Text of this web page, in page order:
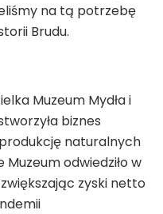
na tą potrzebę
Brudu.
Muzeum Mydła i
biznes
naturalnych
odwiedziło w
zyski netto